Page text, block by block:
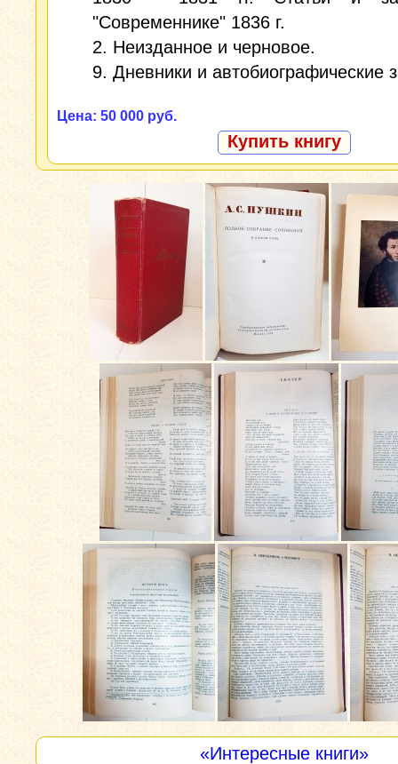
"Современнике" 1836 г.
2. Неизданное и черновое.
9. Дневники и автобиографические
Цена: 50 000 руб.
Купить книгу
«Интересные книги»